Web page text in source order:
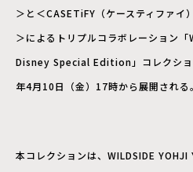
＞と＜CASETiFY（ケースティファイ
＞によるトリプルコラボレーション
Disney Special Edition」コレクショ
年4月10日（金）17時から展開される。
本コレクションは、WILDSIDE